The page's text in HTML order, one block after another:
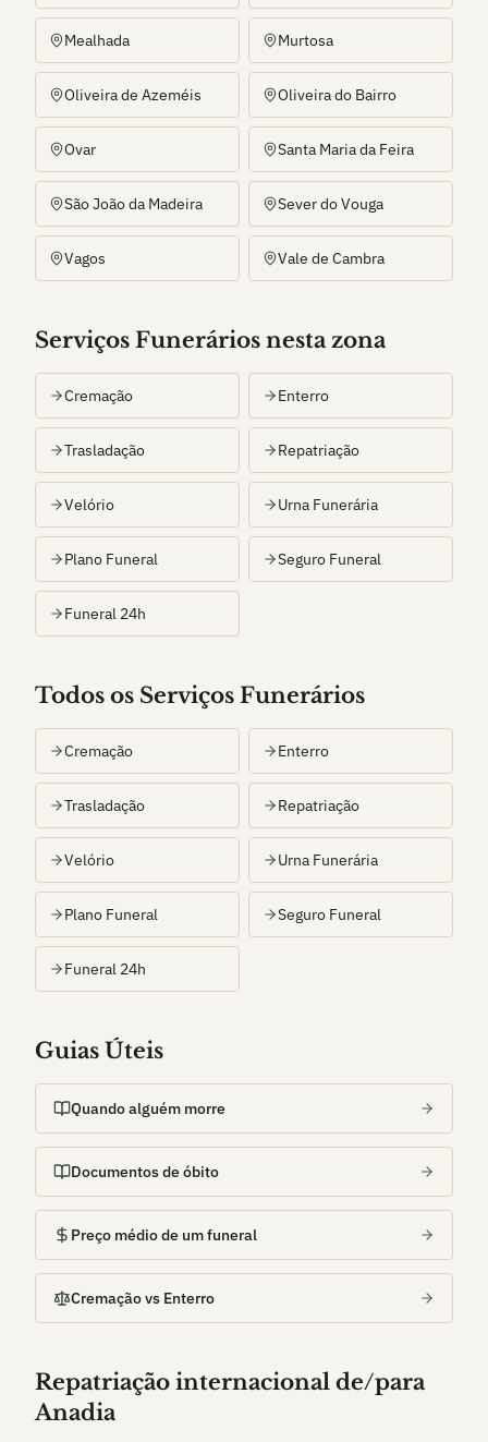
Mealhada Murtosa
Oliveira de Azeméis Oliveira do Bairro
Ovar Santa Maria da Feira
São João da Madeira Sever do Vouga
Vagos Vale de Cambra
Serviços Funerários nesta zona
Cremação Enterro
Trasladação Repatriação
Velório Urna Funerária
Plano Funeral Seguro Funeral
Funeral 24h
Todos os Serviços Funerários
Cremação Enterro
Trasladação Repatriação
Velório Urna Funerária
Plano Funeral Seguro Funeral
Funeral 24h
Guias Úteis
Quando alguém morre
Documentos de óbito
Preço médio de um funeral
Cremação vs Enterro
Repatriação internacional de/para
Anadia